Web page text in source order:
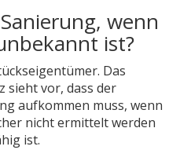
wenn
ist?
Das
sieht vor, dass der
aufkommen muss, wenn
nicht ermittelt werden
ist.